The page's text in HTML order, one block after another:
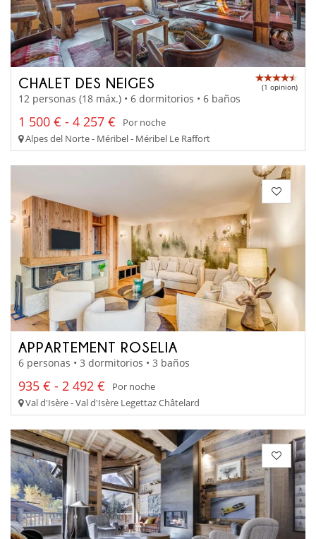
CHALET DES NEIGES (1 opinion)
12 personas (18 máx.) • 6 dormitorios • 6 baños
1 500 € - 4 257 €
Por noche
Alpes del Norte - Méribel - Méribel Le Raffort
APPARTEMENT ROSELIA
6 personas • 3 dormitorios • 3 baños
935 € - 2 492 €
Por noche
Val d'Isère - Val d'Isère Legettaz Châtelard